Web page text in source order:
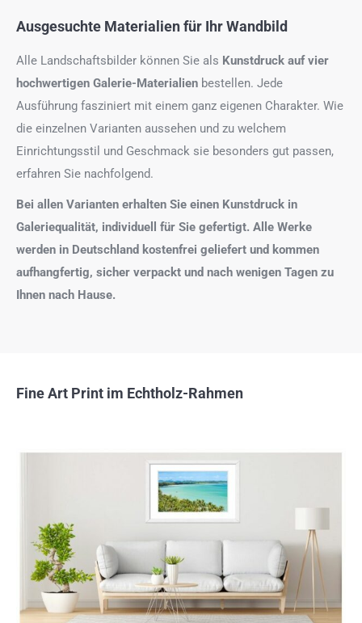
Ausgesuchte Materialien für Ihr Wandbild
Alle Landschaftsbilder können Sie als Kunstdruck auf vier
hochwertigen Galerie-Materialien bestellen. Jede
Ausführung fasziniert mit einem ganz eigenen Charakter. Wie
die einzelnen Varianten aussehen und zu welchem
Einrichtungsstil und Geschmack sie besonders gut passen,
erfahren Sie nachfolgend.
Bei allen Varianten erhalten Sie einen Kunstdruck in
Galeriequalität, individuell für Sie gefertigt. Alle Werke
werden in Deutschland kostenfrei geliefert und kommen
aufhangfertig, sicher verpackt und nach wenigen Tagen zu
Ihnen nach Hause.
Fine Art Print im Echtholz-Rahmen